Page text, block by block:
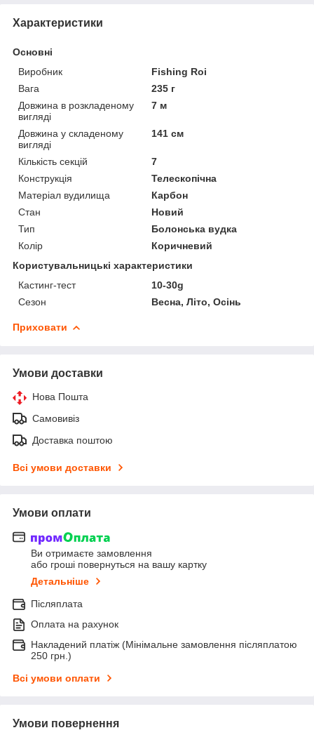
Характеристики
Основні
Виробник
Fishing Roi
Вага
235 г
Довжина в розкладеному
вигляді
7 м
Довжина у складеному
вигляді
141 см
Кількість секцій
7
Конструкція
Телескопічна
Матеріал вудилища
Карбон
Стан
Новий
Тип
Болонська вудка
Колір
Коричневий
Користувальницькі характеристики
Кастинг-тест
10-30g
Сезон
Весна, Літо, Осінь
Приховати
Умови доставки
Нова Пошта
Самовивіз
Доставка поштою
Всі умови доставки
Умови оплати
Ви отримаєте замовлення
або гроші повернуться на вашу картку
Детальніше
Післяплата
Оплата на рахунок
Накладений платіж (Мінімальне замовлення післяплатою
250 грн.)
Всі умови оплати
Умови повернення